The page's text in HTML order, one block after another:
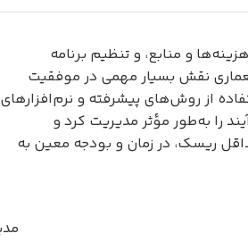
و منابع، و تنظیم برنامه
نقش بسیار مهمی در موفقیت
از روش‌های پیشرفته و نرم‌افزارهای
را به‌طور مؤثر مدیریت کرد و
ریسک، در زمان و بودجه معین به